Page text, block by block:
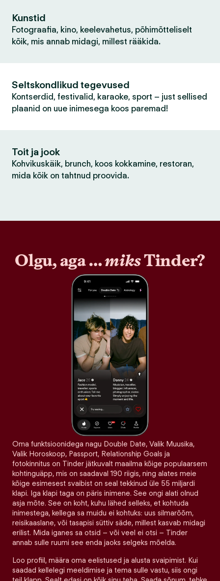
Kunstid
Fotograafia, kino, keelevahetus, põhimõtteliselt
kõik, mis annab midagi, millest rääkida.
Seltskondlikud tegevused
Kontserdid, festivalid, karaoke, sport – just sellised
plaanid on uue inimesega koos paremad!
Toit ja jook
Kohvikuskäik, brunch, koos kokkamine, restoran,
mida kõik on tahtnud proovida.
Olgu, aga …miksTinder?
Oma funktsioonidega nagu Double Date, Valik Muusika,
Valik Horoskoop, Passport, Relationship Goals ja
fotokinnitus on Tinder jätkuvalt maailma kõige populaarsem
kohtinguäpp, mis on saadaval 190 riigis, ning alates meie
kõige esimesest svaibist on seal tekkinud üle 55 miljardi
klapi. Iga klapi taga on päris inimene. See ongi alati olnud
asja mõte. See on koht, kuhu lähed selleks, et kohtuda
inimestega, kellega sa muidu ei kohtuks: uus silmarõõm,
reisikaaslane, või tasapisi süttiv säde, millest kasvab midagi
erilist. Mida iganes sa otsid – või veel ei otsi – Tinder
annab sulle ruumi see enda jaoks selgeks mõelda.
Loo profiil, määra oma eelistused ja alusta svaipimist. Kui
saadad kellelegi meeldimise ja tema sulle vastu, siis ongi